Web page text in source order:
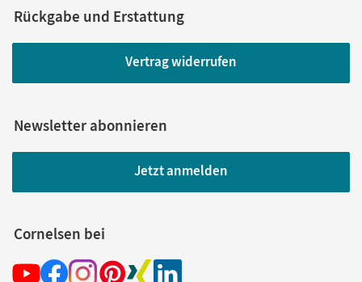
Rückgabe und Erstattung
Vertrag widerrufen
Newsletter abonnieren
Jetzt anmelden
Cornelsen bei